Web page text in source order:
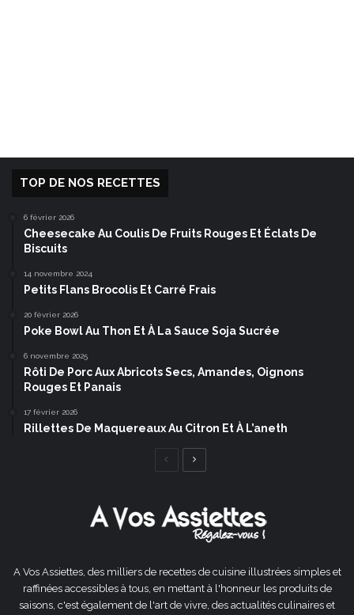
TOP DE NOS RECETTES
6 février 2026
Cheesecake Au Coulis De Fruits Rouges Et Éclats De
Biscuits
14 novembre 2024
Petits Flans Brocolis Et Carré Frais
20 février 2026
Poke Bowl Au Thon Et À La Sauce Soja Sucrée
6 novembre 2025
Rôti De Porc Aux Abricots Secs, Amandes, Oignons
Rouges Et Panais
17 février 2026
Rillettes De Maquereaux Au Citron Et À L’aneth
Page
A Vos Assiettes, des milliers de recettes de cuisine illustrées simples et
raffinées accessibles à tous, en mettant à l'honneur les produits de
saisons, c'est également de l'art de vivre, des actualités culinaires et